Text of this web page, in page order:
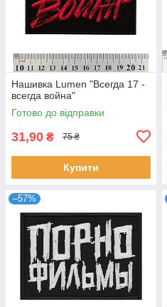
Нашивка Lumen "Всегда 17 -
всегда война"
Готово до відправки
31,90 ₴ 75 ₴
Купити
–57%